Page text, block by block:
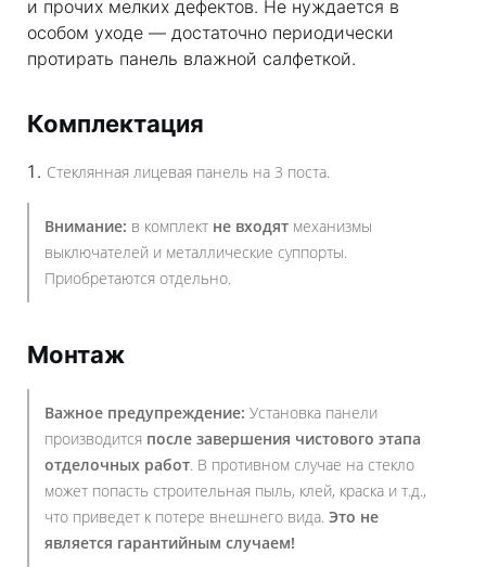
и прочих мелких дефектов. Не нуждается в
особом уходе — достаточно периодически
протирать панель влажной салфеткой.
Комплектация
Стеклянная лицевая панель на 3 поста.
Внимание: в комплект не входят механизмы
выключателей и металлические суппорты.
Приобретаются отдельно.
Монтаж
Важное предупреждение: Установка панели
производится после завершения чистового этапа
отделочных работ. В противном случае на стекло
может попасть строительная пыль, клей, краска и т.д.,
что приведет к потере внешнего вида. Это не
является гарантийным случаем!